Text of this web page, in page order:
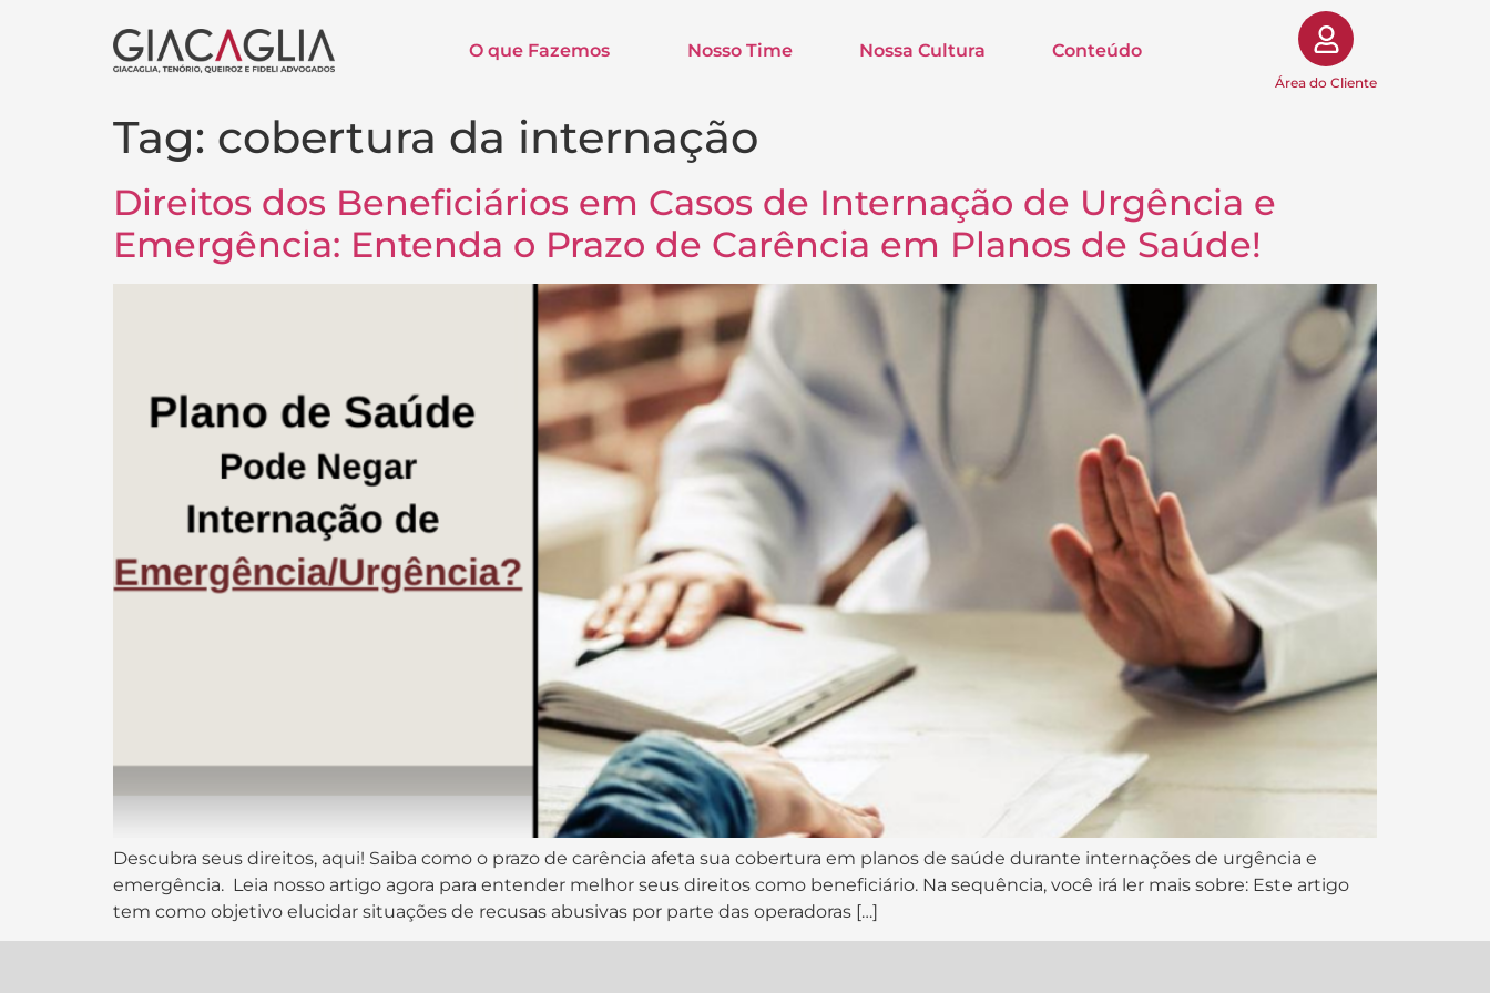
O que Fazemos Nosso Time Nossa Cultura Conteúdo
Área do Cliente
Tag: cobertura da internação
Direitos dos Beneficiários em Casos de Internação de Urgência e
Emergência: Entenda o Prazo de Carência em Planos de Saúde!
Descubra seus direitos, aqui! Saiba como o prazo de carência afeta sua cobertura em planos de saúde durante internações de urgência e
emergência. Leia nosso artigo agora para entender melhor seus direitos como beneficiário. Na sequência, você irá ler mais sobre: Este artigo
tem como objetivo elucidar situações de recusas abusivas por parte das operadoras […]